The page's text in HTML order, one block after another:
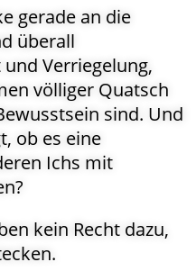
gerade an die
überall
Verriegelung,
völliger Quatsch
sind. Und
ob es eine
Ichs mit
kein Recht dazu,